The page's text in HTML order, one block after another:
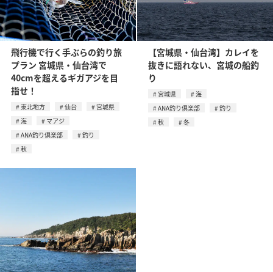
飛行機で行く手ぶらの釣り旅
プラン 宮城県・仙台湾で
40cmを超えるギガアジを目
指せ！
東北地方 仙台
宮城県
海
マアジ
ANA釣り倶楽部
釣り
秋
【宮城県・仙台湾】カレイを
抜きに語れない、宮城の船釣
り
宮城県
海
ANA釣り倶楽部
釣り
秋
冬